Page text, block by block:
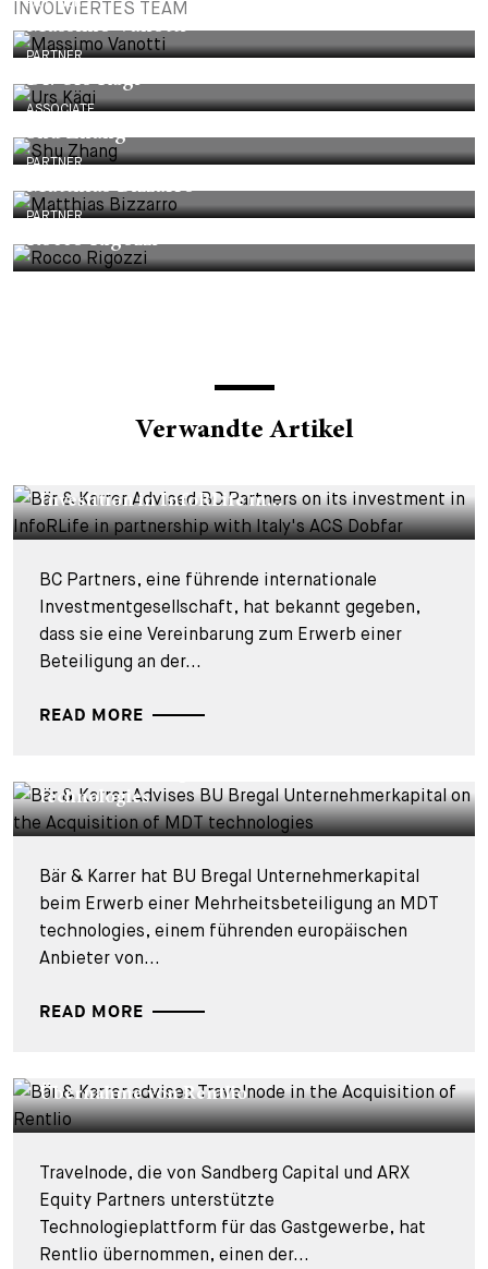
INVOLVIERTES TEAM
Massimo Vanotti
PARTNER
Dr. Urs Kägi
ASSOCIATE
Shu Zhang
PARTNER
Matthias Bizzarro
PARTNER
Rocco Rigozzi
Verwandte Artikel
Investition in InfoRLife in...
BC Partners, eine führende internationale
Investmentgesellschaft, hat bekannt gegeben,
dass sie eine Vereinbarung zum Erwerb einer
Beteiligung an der...
READ MORE
DEALS & CASES - 28. JULI 2026
technologies
Bär & Karrer hat BU Bregal Unternehmerkapital
beim Erwerb einer Mehrheitsbeteiligung an MDT
technologies, einem führenden europäischen
Anbieter von...
READ MORE
Übernahme von Rentlio
Travelnode, die von Sandberg Capital und ARX
Equity Partners unterstützte
Technologieplattform für das Gastgewerbe, hat
Rentlio übernommen, einen der...